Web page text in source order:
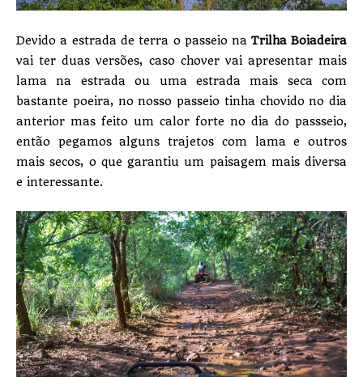
Devido a estrada de terra o passeio na Trilha Boiadeira
vai ter duas versões, caso chover vai apresentar mais
lama na estrada ou uma estrada mais seca com
bastante poeira, no nosso passeio tinha chovido no dia
anterior mas feito um calor forte no dia do passseio,
então pegamos alguns trajetos com lama e outros
mais secos, o que garantiu um paisagem mais diversa
e interessante.